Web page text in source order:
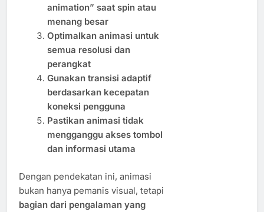
animation” saat spin atau
menang besar
Optimalkan animasi untuk
semua resolusi dan
perangkat
Gunakan transisi adaptif
berdasarkan kecepatan
koneksi pengguna
Pastikan animasi tidak
mengganggu akses tombol
dan informasi utama
Dengan pendekatan ini, animasi
bukan hanya pemanis visual, tetapi
bagian dari pengalaman yang